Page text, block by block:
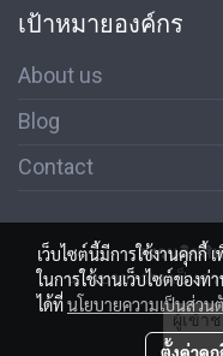
เป้าหมายองค์กร
About us
Blog
Contact
สงวนลิขสิ
นโนบายความเป็นส่ว
ผู้เข้า
เว็บไซต์นี้มีการใช้งานคุกกี้
ในการใช้งานเว็บไซต์ของ
ได้ที่นโยบายความเป็นส่วน